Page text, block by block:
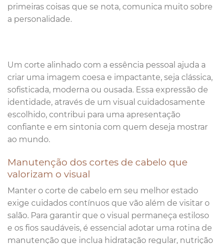
primeiras coisas que se nota, comunica muito sobre
a personalidade.
Um corte alinhado com a essência pessoal ajuda a
criar uma imagem coesa e impactante, seja clássica,
sofisticada, moderna ou ousada. Essa expressão de
identidade, através de um visual cuidadosamente
escolhido, contribui para uma apresentação
confiante e em sintonia com quem deseja mostrar
ao mundo.
Manutenção dos cortes de cabelo que
valorizam o visual
Manter o corte de cabelo em seu melhor estado
exige cuidados contínuos que vão além de visitar o
salão. Para garantir que o visual permaneça estiloso
e os fios saudáveis, é essencial adotar uma rotina de
manutenção que inclua hidratação regular, nutrição